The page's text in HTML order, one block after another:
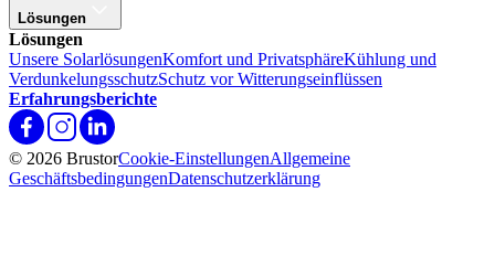
Lösungen
Lösungen
Unsere SolarlösungenKomfort und PrivatsphäreKühlung und
VerdunkelungsschutzSchutz vor Witterungseinflüssen
Erfahrungsberichte
© 2026 BrustorCookie-EinstellungenAllgemeine
GeschäftsbedingungenDatenschutzerklärung